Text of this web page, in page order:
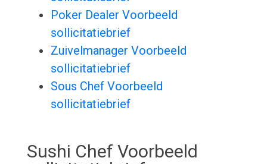
Poker Dealer Voorbeeld
sollicitatiebrief
Zuivelmanager Voorbeeld
sollicitatiebrief
Sous Chef Voorbeeld
sollicitatiebrief
Sushi Chef Voorbeeld